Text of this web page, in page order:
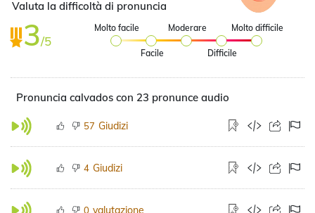
Valuta la difficoltà di pronuncia
3/5
Molto facile
Facile
Moderare
Difficile
Molto difficile
Pronuncia calvados con 23 pronunce audio
57 Giudizi
4 Giudizi
0 valutazione